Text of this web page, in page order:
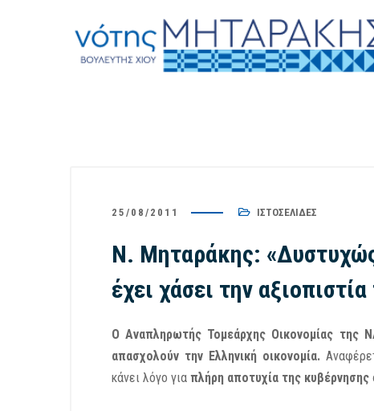
25/08/2011 ΙΣΤΟΣΕΛΊΔΕΣ
Ν. Μηταράκης:
έχει χάσει την
Ο Αναπληρωτής Τομεάρχης Οικονομίας της
απασχολούν την Ελληνική οικονομία.
κάνει λόγο για πλήρη αποτυχία της κυβέρνησης